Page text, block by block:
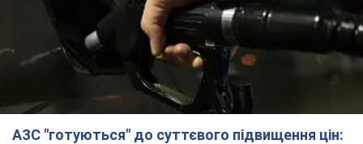
АЗС "готуються" до суттєвого підвищення цін: